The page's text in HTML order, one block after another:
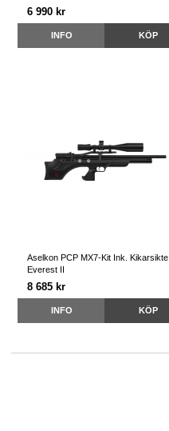
6 990 kr
INFO KÖP
Aselkon PCP MX7-Kit Ink. Kikarsikte
Everest II
8 685 kr
INFO KÖP